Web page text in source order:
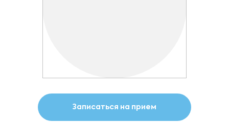
Записаться на прием